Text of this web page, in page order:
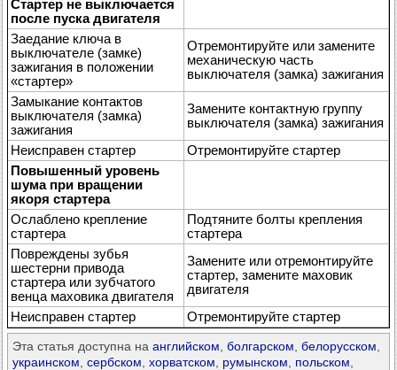
Стартер не выключается
после пуска двигателя
Заедание ключа в
выключателе (замке)
зажигания в положении
«стартер»
Отремонтируйте или замените
механическую часть
выключателя (замка) зажигания
Замыкание контактов
выключателя (замка)
зажигания
Замените контактную группу
выключателя (замка) зажигания
Неисправен стартер
Отремонтируйте стартер
Повышенный уровень
шума при вращении
якоря стартера
Ослаблено крепление
стартера
Подтяните болты крепления
стартера
Повреждены зубья
шестерни привода
стартера или зубчатого
венца маховика двигателя
Замените или отремонтируйте
стартер, замените маховик
двигателя
Неисправен стартер
Отремонтируйте стартер
Эта статья доступна на английском болгарском белорусском
украинском сербском хорватском румынском польском